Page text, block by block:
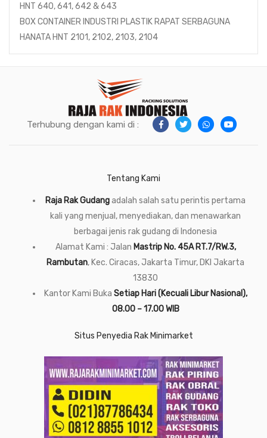
HNT 640, 641, 642 & 643
BOX CONTAINER INDUSTRI PLASTIK RAPAT SERBAGUNA
HANATA HNT 2101, 2102, 2103, 2104
Terhubung dengan kami di :
Tentang Kami
Raja Rak Gudangadalah salah satu perintis pertama
kali yang menjual, menyediakan, dan menawarkan
berbagai jenis rak gudang di Indonesia
Alamat Kami : Jalan Mastrip No. 45A RT.7/RW.3,
Rambutan, Kec. Ciracas, Jakarta Timur, DKI Jakarta
13830
Kantor Kami Buka Setiap Hari (Kecuali Libur Nasional),
08.00 – 17.00 WIB
Situs Penyedia Rak Minimarket